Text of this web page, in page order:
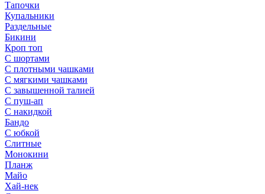
Тапочки
Купальники
Раздельные
Бикини
Кроп топ
С шортами
С плотными чашками
С мягкими чашками
С завышенной талией
С пуш-ап
С накидкой
Бандо
С юбкой
Слитные
Монокини
Планж
Майо
Хай-нек